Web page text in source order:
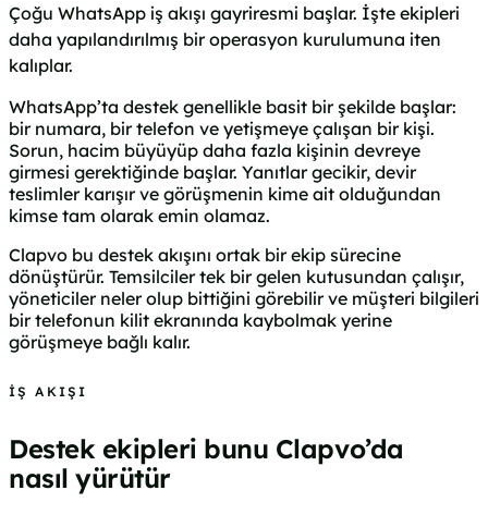
Çoğu WhatsApp iş akışı gayriresmi başlar. İşte ekipleri
daha yapılandırılmış bir operasyon kurulumuna iten
kalıplar.
WhatsApp’ta destek genellikle basit bir şekilde başlar:
bir numara, bir telefon ve yetişmeye çalışan bir kişi.
Sorun, hacim büyüyüp daha fazla kişinin devreye
girmesi gerektiğinde başlar. Yanıtlar gecikir, devir
teslimler karışır ve görüşmenin kime ait olduğundan
kimse tam olarak emin olamaz.
Clapvo bu destek akışını ortak bir ekip sürecine
dönüştürür. Temsilciler tek bir gelen kutusundan çalışır,
yöneticiler neler olup bittiğini görebilir ve müşteri bilgileri
bir telefonun kilit ekranında kaybolmak yerine
görüşmeye bağlı kalır.
İŞ AKIŞI
Destek ekipleri bunu Clapvo’da
nasıl yürütür